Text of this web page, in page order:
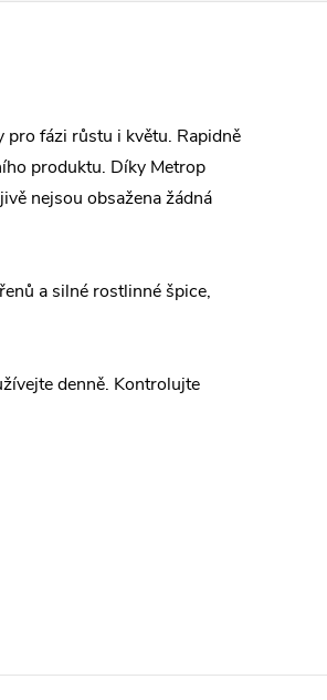
fázi růstu i květu. Rapidně
produktu. Díky Metrop
nejsou obsažena žádná
a silné rostlinné špice,
denně. Kontrolujte